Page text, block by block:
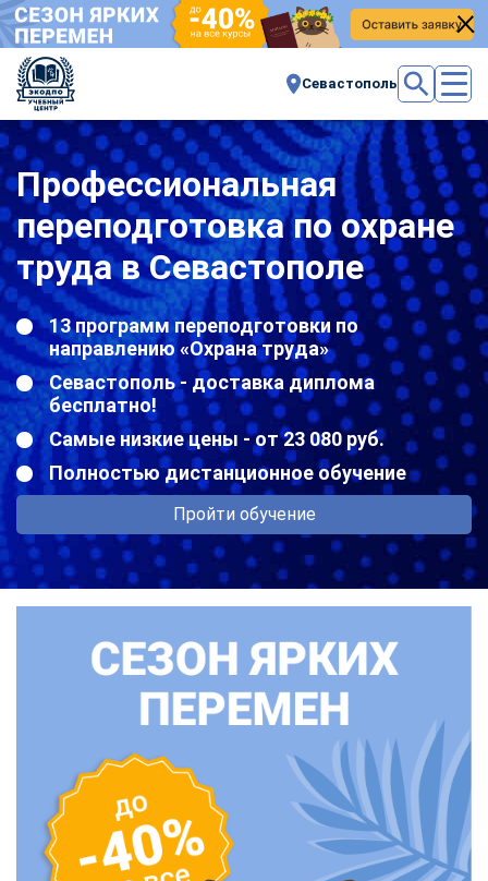
Севастополь
Профессиональная
переподготовка по охране
труда в Севастополе
13 программ переподготовки по
направлению «Охрана труда»
Севастополь - доставка диплома
бесплатно!
Самые низкие цены - от 23 080 руб.
Полностью дистанционное обучение
Пройти обучение